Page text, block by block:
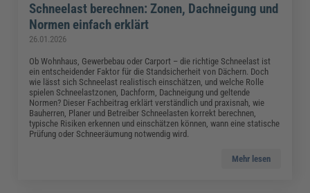
Schneelast berechnen: Zonen, Dachneigung und
Normen einfach erklärt
26.01.2026
Ob Wohnhaus, Gewerbebau oder Carport – die richtige Schneelast ist
ein entscheidender Faktor für die Standsicherheit von Dächern. Doch
wie lässt sich Schneelast realistisch einschätzen, und welche Rolle
spielen Schneelastzonen, Dachform, Dachneigung und geltende
Normen? Dieser Fachbeitrag erklärt verständlich und praxisnah, wie
Bauherren, Planer und Betreiber Schneelasten korrekt berechnen,
typische Risiken erkennen und einschätzen können, wann eine statische
Prüfung oder Schneeräumung notwendig wird.
Mehr lesen